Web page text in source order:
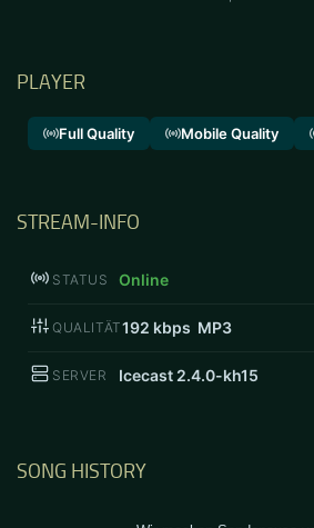
PLAYER
Full Quality Mobile Quality
STREAM-INFO
STATUS Online
QUALITÄT192 kbps MP3
SERVER Icecast 2.4.0-kh15
SONG HISTORY